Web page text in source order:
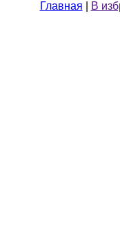
Главная В